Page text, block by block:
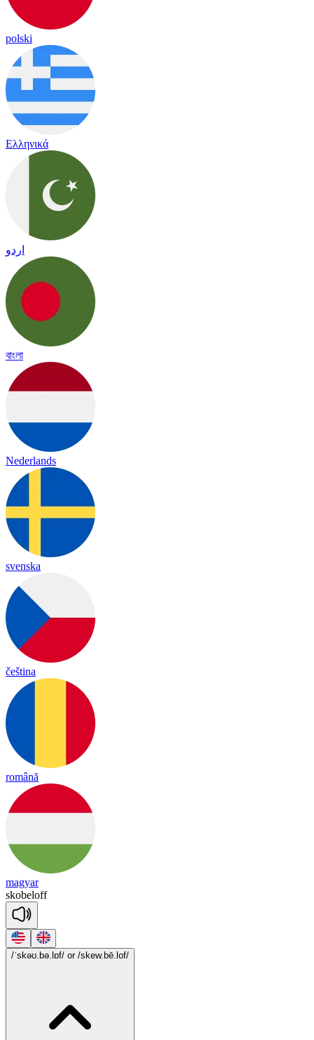
polski
Ελληνικά
اردو
বাংলা
Nederlands
svenska
čeština
română
magyar
skobeloff
/ˈskəʊ.bə.lɒf/ or /skew.bē.lof/